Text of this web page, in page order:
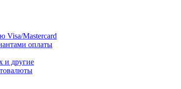
Visa/Mastercard
оплаты
и другие